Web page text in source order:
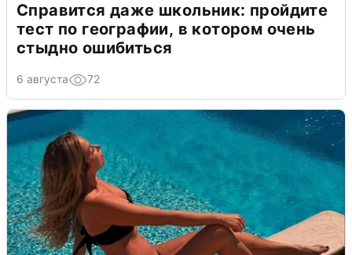
Справится даже школьник: пройдите
тест по географии, в котором очень
стыдно ошибиться
6 августа 72